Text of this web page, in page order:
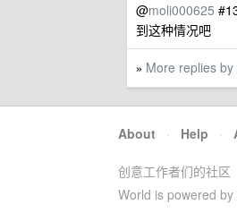
@moli000625
到这种情况吧
» More replies
About · Help ·
创意工作者们的社区
World is powered by